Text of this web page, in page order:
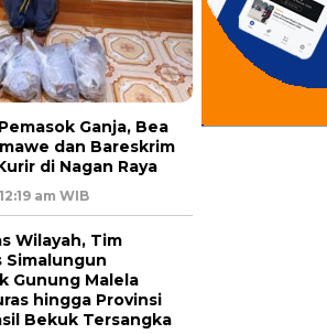
Ganja, Bea
dan Bareskrim
di Nagan Raya
am WIB
Wilayah, Tim
Simalungun
Gunung Malela
hingga Provinsi
Bekuk Tersangka